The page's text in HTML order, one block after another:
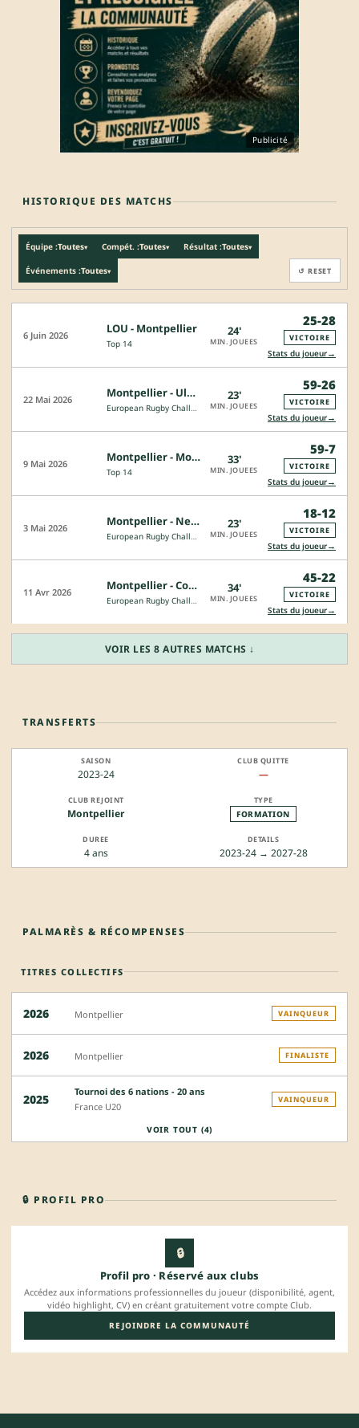
Publicité
HISTORIQUE DES MATCHS
Équipe :Toutes▾ Compét. :Toutes▾ Résultat :Toutes▾
Événements :Toutes▾ ↺ RESET
6 Juin 2026 LOU - Montpellier
Top 14
24'
MIN. JOUEES
25-28
VICTOIRE
Stats du joueur→
22 Mai 2026 Montpellier - Ulster
European Rugby Challenge Cup
23'
MIN. JOUEES
59-26
VICTOIRE
Stats du joueur→
9 Mai 2026 Montpellier - Montauban
Top 14
33'
MIN. JOUEES
59-7
VICTOIRE
Stats du joueur→
3 Mai 2026 Montpellier - Newport Gwent Dragons
European Rugby Challenge Cup
23'
MIN. JOUEES
18-12
VICTOIRE
Stats du joueur→
11 Avr 2026 Montpellier - Connacht CJ
European Rugby Challenge Cup
34'
MIN. JOUEES
45-22
VICTOIRE
Stats du joueur→
VOIR LES 8 AUTRES MATCHS ↓
TRANSFERTS
2023-24 —
Montpellier FORMATION
4 ans 2023-24 → 2027-28
PALMARÈS & RÉCOMPENSES
TITRES COLLECTIFS
2026 Montpellier VAINQUEUR
2026 Montpellier FINALISTE
2025
Tournoi des 6 nations - 20 ans
France U20
VAINQUEUR
VOIR TOUT (4)
🔒 PROFIL PRO
🔒
Profil pro · Réservé aux clubs
Accédez aux informations professionnelles du joueur (disponibilité, agent,
vidéo highlight, CV) en créant gratuitement votre compte Club.
REJOINDRE LA COMMUNAUTÉ